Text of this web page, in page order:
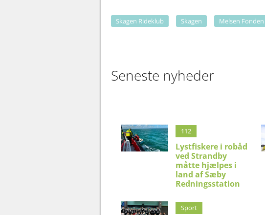
Skagen Rideklub Skagen Melsen Fonden
Seneste nyheder
112
Lystfiskere i robåd
ved Strandby
måtte hjælpes i
land af Sæby
Redningsstation
Sport